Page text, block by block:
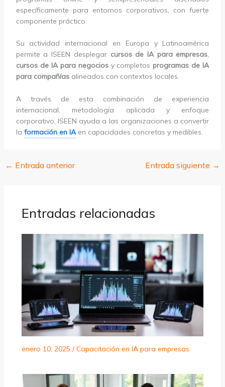
específicamente para entornos corporativos, con fuerte
componente práctico.
Su actividad internacional en Europa y Latinoamérica
permite a ISEEN desplegar cursos de IA para empresas,
cursos de IA para negociosy completosprogramas de IA
para compañíasalineados con contextos locales.
A través de esta combinación de experiencia
internacional, metodología aplicada y enfoque
corporativo, ISEEN ayuda a las organizaciones a convertir
la formación en IAen capacidades concretas y medibles.
← Entrada anterior Entrada siguiente →
Entradas relacionadas
enero 10, 2025 /Capacitación en IA para empresas